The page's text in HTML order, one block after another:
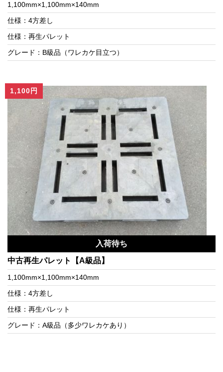
1,100mm×1,100mm×140mm
仕様：4方差し
仕様：再生パレット
グレード：B級品（ワレカケ目立つ）
入荷待ち
中古再生パレット【A級品】
1,100円
1,100mm×1,100mm×140mm
仕様：4方差し
仕様：再生パレット
グレード：A級品（多少ワレカケあり）